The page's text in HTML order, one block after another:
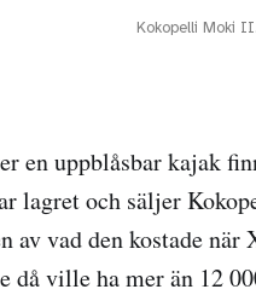
Kokopelli Moki
en uppblåsbar kajak
lagret och säljer
av vad den kostade
då ville ha mer än 12